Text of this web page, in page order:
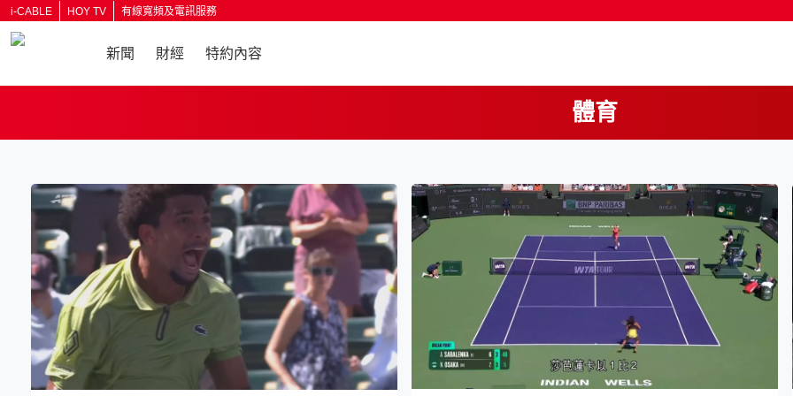
i-CABLE HOY TV 有線寬頻及電訊服務
新聞 財經 特約內容
體育
按輸入鍵開始搜尋